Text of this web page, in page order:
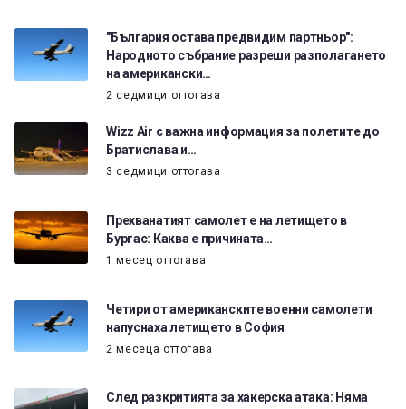
"България остава предвидим партньор":
Народното събрание разреши разполагането
на американски…
2 седмици оттогава
Wizz Air с важна информация за полетите до
Братислава и…
3 седмици оттогава
Прехванатият самолет е на летището в
Бургас: Каква е причината…
1 месец оттогава
Четири от американските военни самолети
напуснаха летището в София
2 месеца оттогава
След разкритията за хакерска атака: Няма